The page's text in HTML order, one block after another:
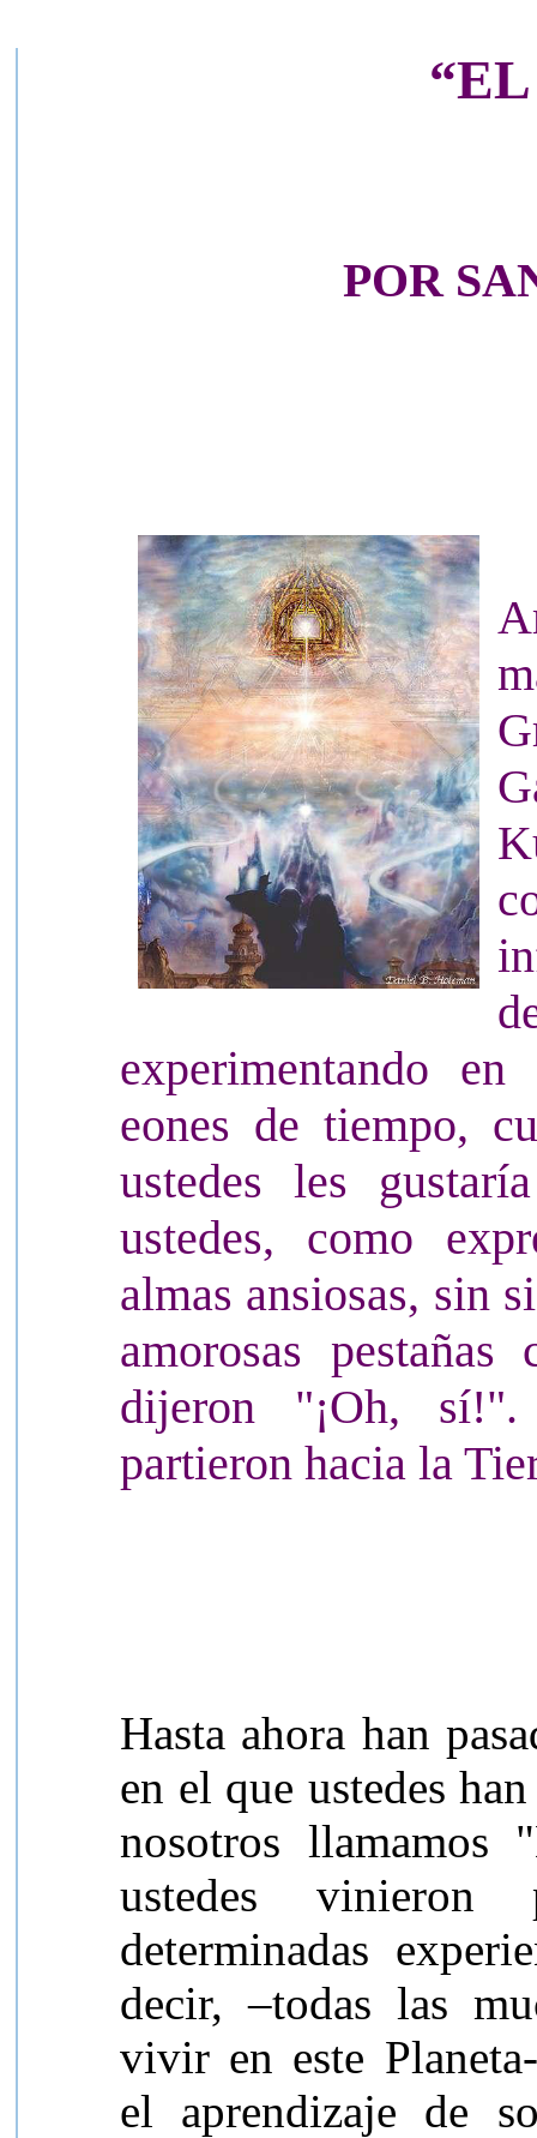
POR
experimentando
eones de tiempo,
ustedes les
ustedes, como
almas ansiosas, sin
amorosas pestañas
dijeron "¡Oh, sí!".
partieron hacia la
Hasta ahora han
en el que ustedes
nosotros
ustedes
determinadas
decir, –todas las
vivir en este
el aprendizaje de